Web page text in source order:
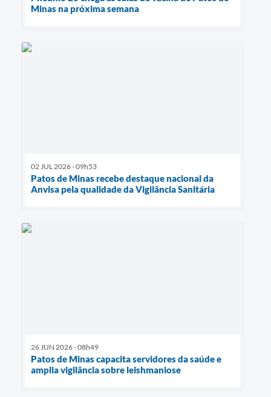
Minas na próxima semana
02 JUL 2026 - 09h53
Patos de Minas recebe destaque nacional da
Anvisa pela qualidade da Vigilância Sanitária
26 JUN 2026 - 08h49
Patos de Minas capacita servidores da saúde e
amplia vigilância sobre leishmaniose